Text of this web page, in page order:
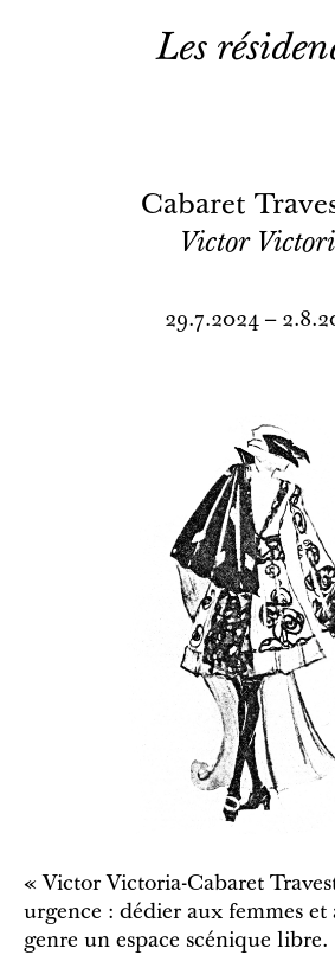
Les
Cabaret
Victor
29.7.2024 –
« Victor Victoria-Cabaret
urgence : dédier aux femmes et
genre un espace scénique libre.